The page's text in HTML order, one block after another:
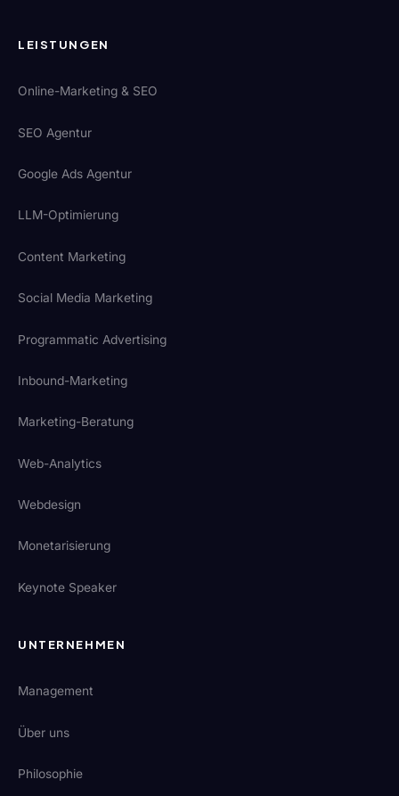
LEISTUNGEN
Online-Marketing & SEO
SEO Agentur
Google Ads Agentur
LLM-Optimierung
Content Marketing
Social Media Marketing
Programmatic Advertising
Inbound-Marketing
Marketing-Beratung
Web-Analytics
Webdesign
Monetarisierung
Keynote Speaker
UNTERNEHMEN
Management
Über uns
Philosophie